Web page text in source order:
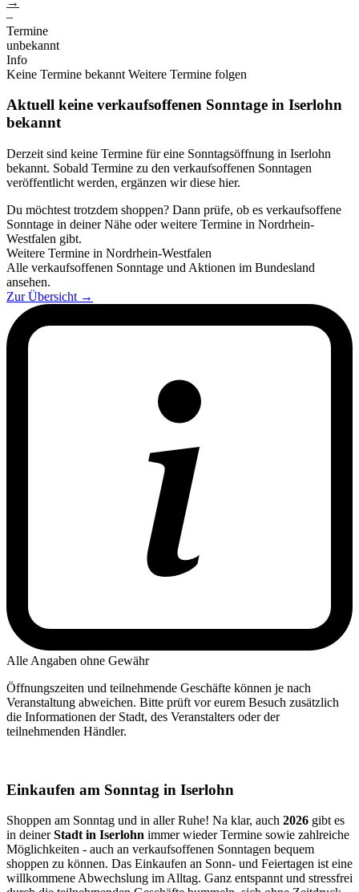
–
Termine
unbekannt
Info
Keine Termine bekannt Weitere Termine folgen
Aktuell keine verkaufsoffenen Sonntage in Iserlohn
bekannt
Derzeit sind keine Termine für eine Sonntagsöffnung in Iserlohn
bekannt. Sobald Termine zu den verkaufsoffenen Sonntagen
veröffentlicht werden, ergänzen wir diese hier.
Du möchtest trotzdem shoppen? Dann prüfe, ob es verkaufsoffene
Sonntage in deiner Nähe oder weitere Termine in Nordrhein-
Westfalen gibt.
Weitere Termine in Nordrhein-Westfalen
Alle verkaufsoffenen Sonntage und Aktionen im Bundesland
ansehen.
Zur Übersicht →
Alle Angaben ohne Gewähr
Öffnungszeiten und teilnehmende Geschäfte können je nach
Veranstaltung abweichen. Bitte prüft vor eurem Besuch zusätzlich
die Informationen der Stadt, des Veranstalters oder der
teilnehmenden Händler.
Einkaufen am Sonntag in Iserlohn
Shoppen am Sonntag und in aller Ruhe! Na klar, auch 2026 gibt es
in deinerStadt in Iserlohn immer wieder Termine sowie zahlreiche
Möglichkeiten - auch an verkaufsoffenen Sonntagen bequem
shoppen zu können. Das Einkaufen an Sonn- und Feiertagen ist eine
willkommene Abwechslung im Alltag. Ganz entspannt und stressfrei